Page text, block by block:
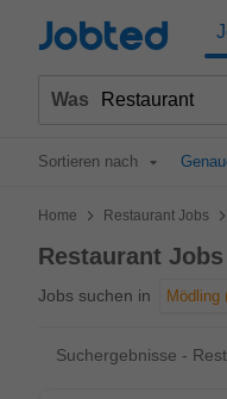
Jobted
Was
Sortieren nach
Home > Restaurant Jobs >
Restaurant
Jobs suchen in Mödling
Suchergebnisse -